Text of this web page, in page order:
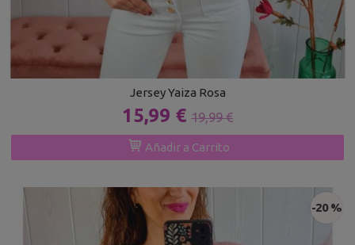
Jersey Yaiza Rosa
15,99 € 19,99 €
Añadir a Carrito
-20 %